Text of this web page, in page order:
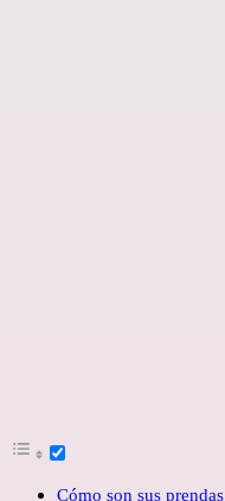
Cómo son sus prendas